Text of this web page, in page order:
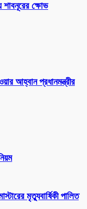
শাবনূরের ক্ষোভ
আহ্বান প্রধানমন্ত্রীর
মৃত্যুবার্ষিকী পালিত